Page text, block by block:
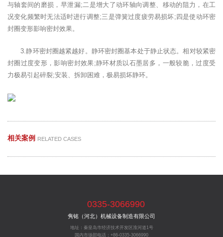
与轴套间的磨损，早泄漏;二是增大了动环轴向调整、移动的阻力，在工
况变化频繁时无法适时进行调整;三是弹簧过度疲劳易损坏;四是使动环密
封圈变形影响密封效果。
3.静环密封圈越紧越好。静环密封圈基本处于静止状态。相对较紧密
封圈过度变形，影响密封效果;静环材质以石墨居多，一般较脆，过度受
力极易引起碎裂;安装、拆卸困难，极易损坏静环。
相关案例 RELATED CASES
0335-3066990
隽铭（河北）机械设备制造有限公司
地址：秦皇岛市经济技术开发区淮河道1号
国内市场部电话：+86-0335-3066990